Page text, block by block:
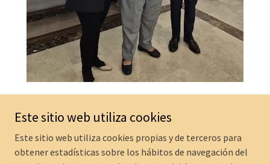
Premio Iberoamericano FCIII de la
Ingeniería
29-10-2025
Este sitio web utiliza cookies
Este sitio web utiliza cookies propias y de terceros para
obtener estadísticas sobre los hábitos de navegación del